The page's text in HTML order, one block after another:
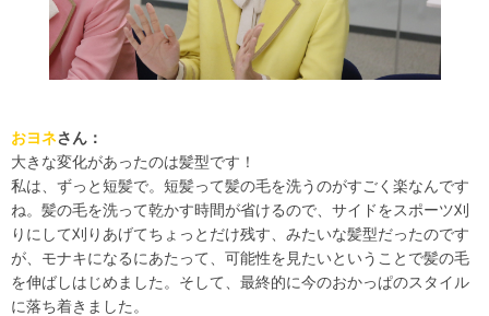
おヨネさん：
大きな変化があったのは髪型です！
私は、ずっと短髪で。短髪って髪の毛を洗うのがすごく楽なんです
ね。髪の毛を洗って乾かす時間が省けるので、サイドをスポーツ刈
りにして刈りあげてちょっとだけ残す、みたいな髪型だったのです
が、モナキになるにあたって、可能性を見たいということで髪の毛
を伸ばしはじめました。そして、最終的に今のおかっぱのスタイル
に落ち着きました。